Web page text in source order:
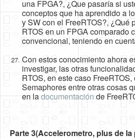
una FPGA?, ¿Que pasaría si
conceptos que ha aprendido a
y SW con el FreeRTOS?, ¿Qué
RTOS en un FPGA comparado
convencional, teniendo en
Con estos conocimiento ahora
investigar, las otras
RTOS, en este caso FreeRTOS,
Semaphores entre otras cosas
en ladocumentaciónde
Parte 3(Accelerometro, plus de la